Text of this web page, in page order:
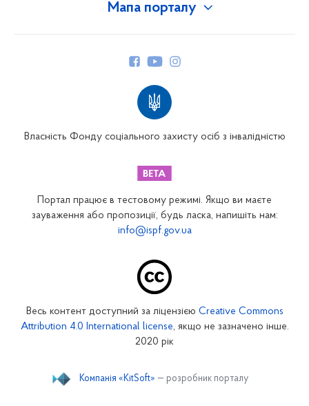
Мапа порталу
Закарпатське відділення
Запорізьке відділення
Кіровоградське відділення
Миколаївське відділення
Власність Фонду соціального захисту осіб з інвалідністю
Портал працює в тестовому режимі. Якщо ви маєте
зауваження або пропозиції, будь ласка, напишіть нам:
info@ispf.gov.ua
Весь контент доступний за ліцензією Creative Commons
Attribution 4.0 International license, якщо не зазначено інше.
2020 рік
Компанія «KitSoft» — розробник порталу